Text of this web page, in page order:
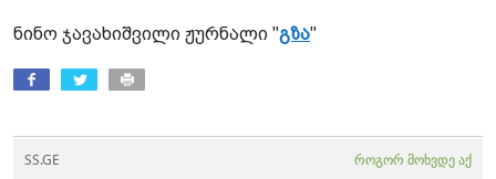
ნინო ჯავახიშვილი ჟურნალი "გზა"
SS.GE როგორ მოხვდე აქ